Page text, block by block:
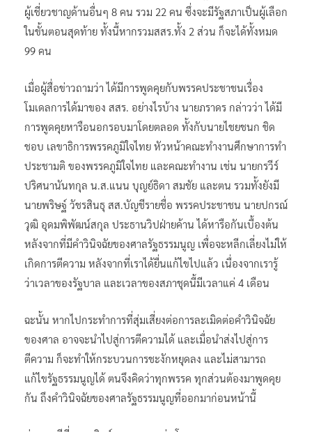
ผู้เชี่ยวชาญด้านอื่นๆ 8 คน รวม 22 คน ซึ่งจะมีรัฐสภาเป็นผู้เลือก
ในขั้นตอนสุดท้าย ทั้งนี้หากรวมสสร.ทั้ง 2 ส่วน ก็จะได้ทั้งหมด
99 คน
เมื่อผู้สื่อข่าวถามว่า ได้มีการพูดคุยกับพรรคประชาชนเรื่อง
โมเดลการได้มาของ สสร. อย่างไรบ้าง นายภราดร กล่าวว่า ได้มี
การพูดคุยหารือนอกรอบมาโดยตลอด ทั้งกับนายไชยชนก ชิด
ชอบ เลขาธิการพรรคภูมิใจไทย หัวหน้าคณะทำงานศึกษาการทำ
ประชามติ ของพรรคภูมิใจไทย และคณะทำงาน เช่น นายกรวีร์
ปริศนานันทกุล น.ส.แนน บุญย์ธิดา สมชัย และตน รวมทั้งยังมี
นายพริษฐ์ วัชรสินธุ สส.บัญชีรายชื่อ พรรคประชาชน นายปกรณ์
วุฒิ อุดมพิพัฒน์สกุล ประธานวิปฝ่ายค้าน ได้หารือกันเบื้องต้น
หลังจากที่มีคำวินิจฉัยของศาลรัฐธรรมนูญ เพื่อจะหลีกเลี่ยงไม่ให้
เกิดการตีความ หลังจากที่เราได้ยื่นแก้ไขไปแล้ว เนื่องจากเรารู้
ว่าเวลาของรัฐบาล และเวลาของสภาชุดนี้มีเวลาแค่ 4 เดือน
ฉะนั้น หากไปกระทำการที่สุ่มเสี่ยงต่อการละเมิดต่อคำวินิจฉัย
ของศาล อาจจะนำไปสู่การตีความได้ และเมื่อนำส่งไปสู่การ
ตีความ ก็จะทำให้กระบวนการชะงักหยุดลง และไม่สามารถ
แก้ไขรัฐธรรมนูญได้ ตนจึงคิดว่าทุกพรรค ทุกส่วนต้องมาพูดคุย
กัน ถึงคำวินิจฉัยของศาลรัฐธรรมนูญที่ออกมาก่อนหน้านี้